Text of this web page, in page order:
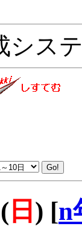
シス
日 ) [n